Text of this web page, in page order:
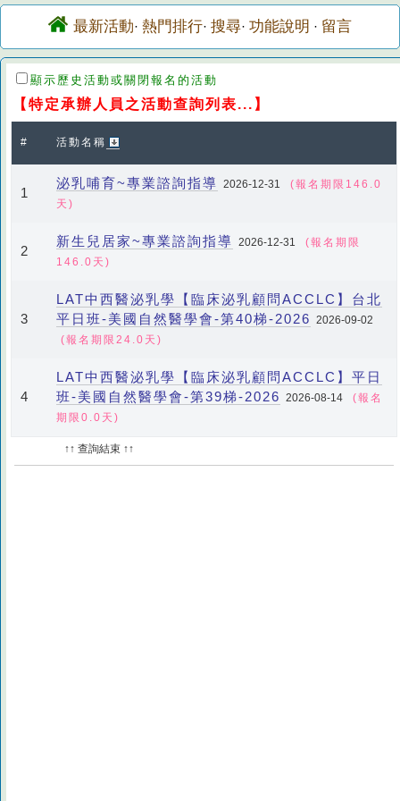
最新活動· 熱門排行· 搜尋· 功能說明 · 留言
顯示歷史活動或關閉報名的活動
【特定承辦人員之活動查詢列表...】
# 活動名稱
1
泌乳哺育~專業諮詢指導 2026-12-31
(報名期限146.0
天)
2
新生兒居家~專業諮詢指導 2026-12-31
(報名期限
146.0天)
3
LAT中西醫泌乳學【臨床泌乳顧問ACCLC】台北
平日班-美國自然醫學會-第40梯-2026 2026-09-02
(報名期限24.0天)
4
LAT中西醫泌乳學【臨床泌乳顧問ACCLC】平日
班-美國自然醫學會-第39梯-2026 2026-08-14
(報名
期限0.0天)
↑↑ 查詢結束 ↑↑